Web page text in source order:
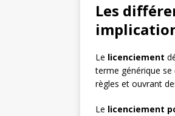
Les
Le licenciement
terme générique se
règles et ouvrant
Le licenciement